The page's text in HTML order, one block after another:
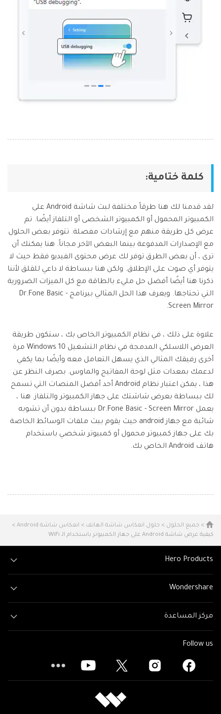
كلمة ختامية:
لقد قدمنا لك هنا طرقاً مختلفة لبث شاشة Android على
الكمبيوتر المحمول أو الكمبيوتر الشخصى أو التلفاز أيضًا. تم
عرض كل طريقة منهم مع إرشادات مفصلة. تتوفر بعض الحلول
مع الإصدارات المدفوعة بينما البعض الآخر مجاناً. هنا يمكنك أن
ترى ، أن بعض الطرق توفر لك عرض محتوى الفيديو فقط حيث لا
يتوفر أي صوت على الإطلاق. ولكن هنا ببساطة لا داعي للقلق لأننا
ذكرنا هنا أيضًا أفضل حل مليء بالطاقة مع كل الميزات الضرورية
التي تحتاجها. ويعرف هذا الحل المثالي ببرنامج Dr.Fone Basic -
Screen Mirror.
علاوة على ذلك ، في نظام الكمبيوتر الخاص بك ، ستكون طريقة
العرض اللاسلكي المدمجة في نظام التشغيل Windows 10 مرة
أخرى رفيقك المثالي الذي يسهل التعامل معه وأيضًا بما يكفي
لدعمك بمعدات مثل لوحة المفاتيح والماوس. بصرف النظر عن
هذا ، يمكن اعتبار نظام Android أحد أفضل المنصات التي تسمح
لك ببساطة بعرض شاشتك على جهاز الكمبيوتر والتلفاز. هنا ،
يعمل Dr.Fone Basic - Screen Mirror ببساطة بدون أن تشوبه
شائبة مع جهاز android حيث يقوم ببث ملفات الوسائط الخاصة
بك على جهاز كمبيوتر محمول أو كمبيوتر شخصي باستخدام
هاتف Android الخاص بك.
> جميع الحلول > حلول انعكاس شاشة الهاتف > انعكاس شاشة Android
>
كيفية عرض شاشة Android على جهاز الكمبيوتر باستخدام الـ WiFi
Hero Products
Wondershare
مركز المساعدة
Follow us